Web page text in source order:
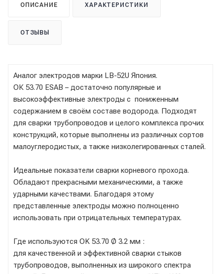
ОПИСАНИЕ ХАРАКТЕРИСТИКИ
ОТЗЫВЫ
Аналог электродов марки LB-52U Япония.
ОК 53.70 ESAB – достаточно популярные и
высокоэффективные электроды с пониженным
содержанием в своём составе водорода. Подходят
для сварки трубопроводов и целого комплекса прочих
конструкций, которые выполнены из различных сортов
малоуглеродистых, а также низколегированных сталей.
Идеальные показатели сварки корневого прохода.
Обладают прекрасными механическими, а также
ударными качествами. Благодаря этому
представленные электроды можно полноценно
использовать при отрицательных температурах.
Где используются OK 53.70 Ø 3.2 мм :
для качественной и эффективной сварки стыков
трубопроводов, выполненных из широкого спектра